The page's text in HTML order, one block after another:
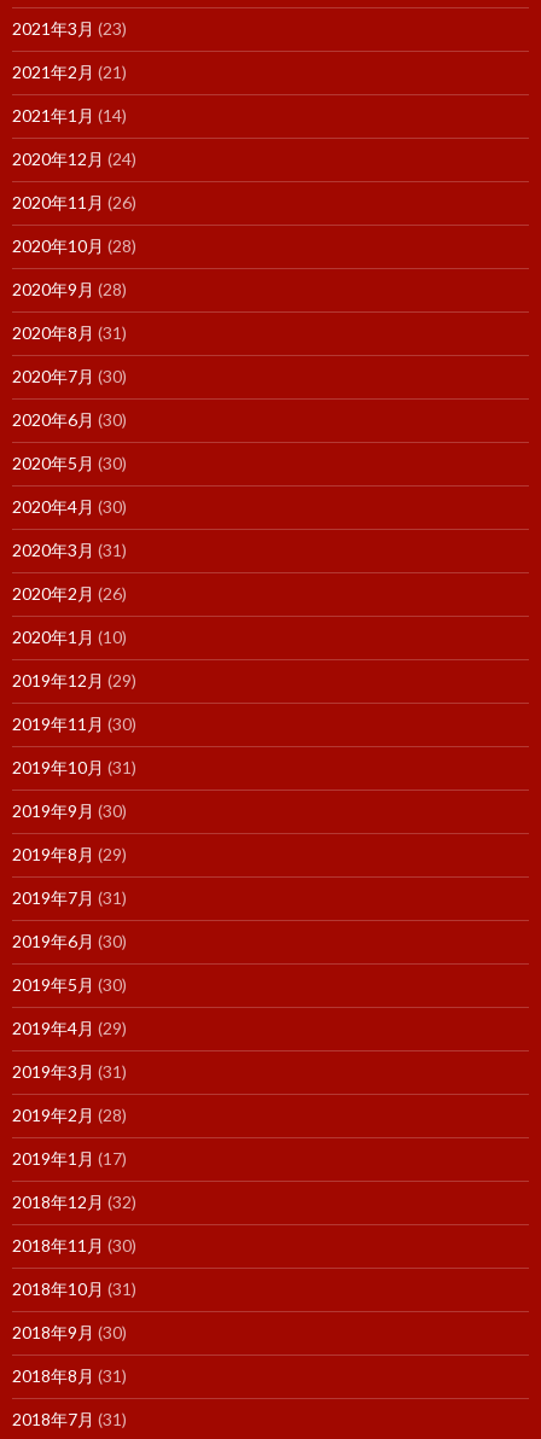
2021年3月 (23)
2021年2月 (21)
2021年1月 (14)
2020年12月 (24)
2020年11月 (26)
2020年10月 (28)
2020年9月 (28)
2020年8月 (31)
2020年7月 (30)
2020年6月 (30)
2020年5月 (30)
2020年4月 (30)
2020年3月 (31)
2020年2月 (26)
2020年1月 (10)
2019年12月 (29)
2019年11月 (30)
2019年10月 (31)
2019年9月 (30)
2019年8月 (29)
2019年7月 (31)
2019年6月 (30)
2019年5月 (30)
2019年4月 (29)
2019年3月 (31)
2019年2月 (28)
2019年1月 (17)
2018年12月 (32)
2018年11月 (30)
2018年10月 (31)
2018年9月 (30)
2018年8月 (31)
2018年7月 (31)